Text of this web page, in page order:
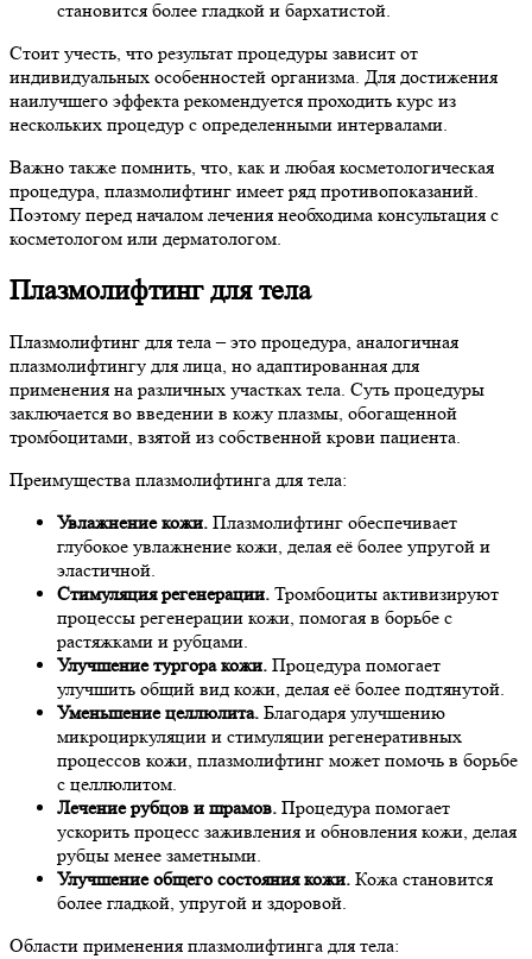
становится более гладкой и бархатистой.
Стоит учесть, что результат процедуры зависит от
индивидуальных особенностей организма. Для достижения
наилучшего эффекта рекомендуется проходить курс из
нескольких процедур с определенными интервалами.
Важно также помнить, что, как и любая косметологическая
процедура, плазмолифтинг имеет ряд противопоказаний.
Поэтому перед началом лечения необходима консультация с
косметологом или дерматологом.
Плазмолифтинг для тела
Плазмолифтинг для тела – это процедура, аналогичная
плазмолифтингу для лица, но адаптированная для
применения на различных участках тела. Суть процедуры
заключается во введении в кожу плазмы, обогащенной
тромбоцитами, взятой из собственной крови пациента.
Преимущества плазмолифтинга для тела:
Увлажнение кожи. Плазмолифтинг обеспечивает
глубокое увлажнение кожи, делая её более упругой и
эластичной.
Стимуляция регенерации. Тромбоциты активизируют
процессы регенерации кожи, помогая в борьбе с
растяжками и рубцами.
Улучшение тургора кожи. Процедура помогает
улучшить общий вид кожи, делая её более подтянутой.
Уменьшение целлюлита. Благодаря улучшению
микроциркуляции и стимуляции регенеративных
процессов кожи, плазмолифтинг может помочь в борьбе
с целлюлитом.
Лечение рубцов и шрамов. Процедура помогает
ускорить процесс заживления и обновления кожи, делая
рубцы менее заметными.
Улучшение общего состояния кожи. Кожа становится
более гладкой, упругой и здоровой.
Области применения плазмолифтинга для тела: